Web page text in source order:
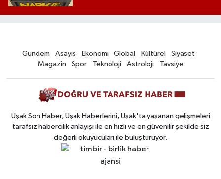
Gündem Asayiş Ekonomi Global Kültürel
Siyaset
Magazin
Spor Teknoloji Astroloji Tavsiye
Uşak Son Haber, Uşak Haberlerini, Uşak'ta yaşanan gelişmeleri
tarafsız habercilik anlayışı ile en hızlı ve en güvenilir şekilde siz
değerli okuyucuları ile buluşturuyor.